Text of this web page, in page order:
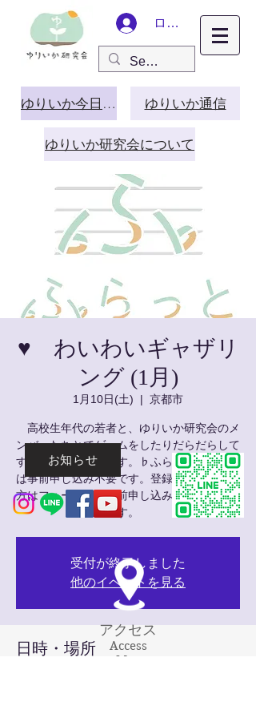
ログイン
ゆりいか今日この頃 ゆりいか通信
ゆりいか研究会について
♥ わいわいギャザリ
ング (1月)
1月10日(土)
  |
京都市
高校生年代の若者と、ゆりいか研究会のメ
ンバーたちとでゲームをしたりだらだらして
すごしたりする日です。♭ふらっと♭登録者
は事前申し込み不要です。登録をしていない
方はフォームから事前申し込みをお願いしま
す。
受付が終了しました
他のイベントを見る
日時・場所
お知らせ
アクセス
Access
Map